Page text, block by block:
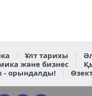
Ұлт тарихы
және бизнес
- орындалды!